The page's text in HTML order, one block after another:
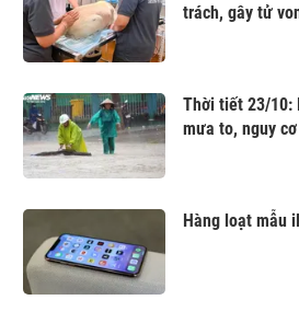
trách, gây tử
Thời tiết 23/10:
mưa to, nguy
Hàng loạt mẫu